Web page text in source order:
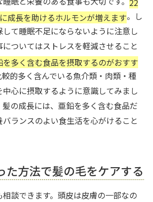
22
成長を助けるホルモンが増えます。し
て睡眠不足にならないように注意し
ついてはストレスを軽減させること
を多く含む食品を摂取するのがおすす
的多く含んでいる魚介類・肉類・種
心に摂取するように意識してみまし
髪の成長には、亜鉛を多く含む食品だ
ランスのよい食生活を心がけること
た方法で髪の毛をケアする
談できます。頭皮は皮膚の一部なの